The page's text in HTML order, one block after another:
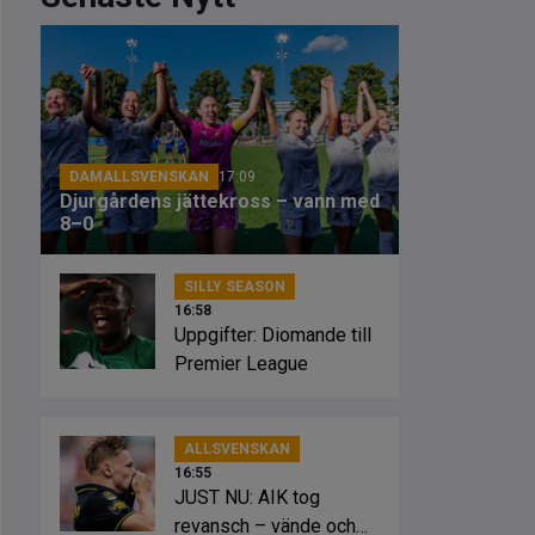
DAMALLSVENSKAN 17:09
Djurgårdens jättekross – vann med
8–0
SILLY SEASON
16:58
Uppgifter: Diomande till
Premier League
ALLSVENSKAN
16:55
JUST NU: AIK tog
revansch – vände och